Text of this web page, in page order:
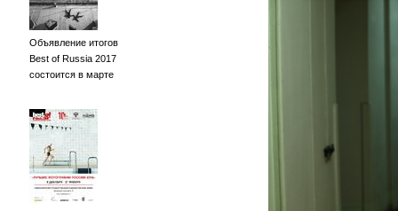
Объявление итогов
Best of Russia 2017
состоится в марте